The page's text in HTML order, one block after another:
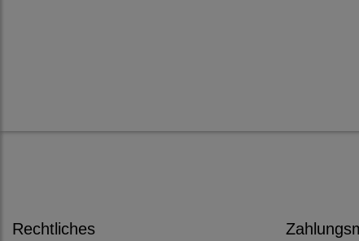
Rechtliches